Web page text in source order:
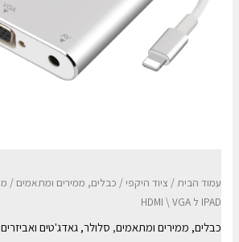
עמוד הבית/ ציוד היקפי/ כבלים, ממירים ומתאמים
IPAD ל HDMI \ VGA
כבלים, ממירים ומתאמים, סלולר, גאדג'טים ואביזרים